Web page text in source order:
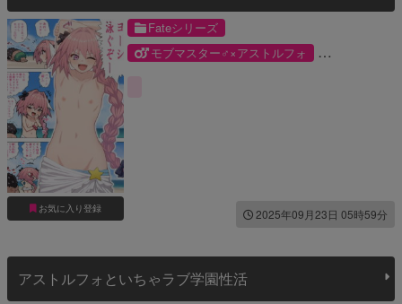
お気に入り登録
Fateシリーズ
モブマスター♂×アストルフォ
2025年09月23日 05時59分
アストルフォといちゃラブ学園性活